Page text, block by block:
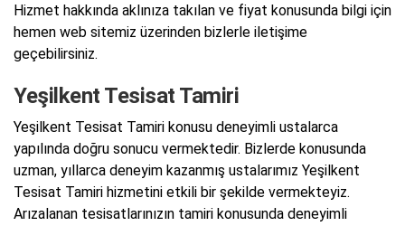
Hizmet hakkında aklınıza takılan ve fiyat konusunda bilgi için
hemen web sitemiz üzerinden bizlerle iletişime
geçebilirsiniz.
Yeşilkent Tesisat Tamiri
Yeşilkent Tesisat Tamiri konusu deneyimli ustalarca
yapılında doğru sonucu vermektedir. Bizlerde konusunda
uzman, yıllarca deneyim kazanmış ustalarımız Yeşilkent
Tesisat Tamiri hizmetini etkili bir şekilde vermekteyiz.
Arızalanan tesisatlarınızın tamiri konusunda deneyimli